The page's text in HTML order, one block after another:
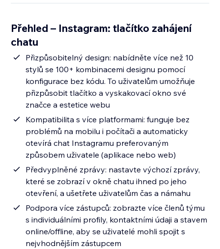
Přehled – Instagram: tlačítko zahájení
chatu
Přizpůsobitelný design: nabídněte více než 10
stylů se 100+ kombinacemi designu pomocí
konfigurace bez kódu. To uživatelům umožňuje
přizpůsobit tlačítko a vyskakovací okno své
značce a estetice webu
Kompatibilita s více platformami: funguje bez
problémů na mobilu i počítači a automaticky
otevírá chat Instagramu preferovaným
způsobem uživatele (aplikace nebo web)
Předvyplněné zprávy: nastavte výchozí zprávy,
které se zobrazí v okně chatu ihned po jeho
otevření, a ušetřete uživatelům čas a námahu
Podpora více zástupců: zobrazte více členů týmu
s individuálními profily, kontaktními údaji a stavem
online/offline, aby se uživatelé mohli spojit s
nejvhodnějším zástupcem